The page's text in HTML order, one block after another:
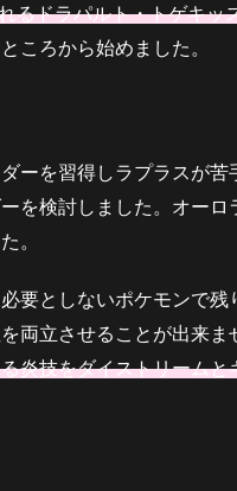
るドラパルト・トゲキッ
ころから始めました。
ーを習得しラプラスが
を検討しました。オー
。
要としないポケモンで
両立させることが出来
炎技をダイストリーム